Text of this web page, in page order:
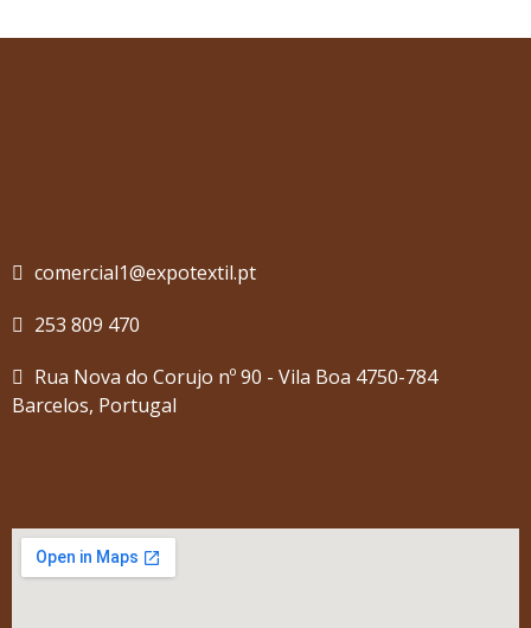
comercial1@expotextil.pt
253 809 470
Rua Nova do Corujo nº 90 - Vila Boa 4750-784
Barcelos, Portugal